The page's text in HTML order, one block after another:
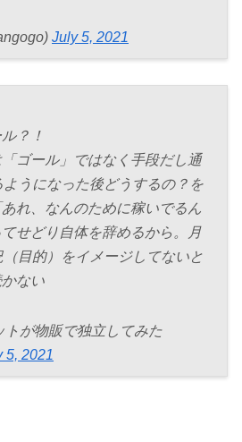
July 5, 2021
？！
ゴール」ではなく手段だし通
うになった後どうするの？を
れ、なんのために稼いでるん
せどり自体を辞めるから。月
目的）をイメージしてないと
ない
が物販で独立してみた
5, 2021